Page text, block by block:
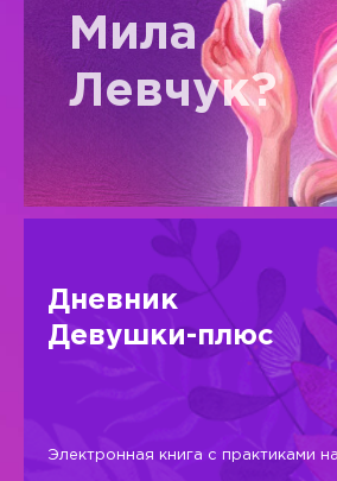
Мила
Левчук?
Дневник
Девушки-плюс
Электронная книга с практиками